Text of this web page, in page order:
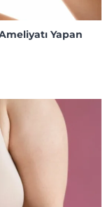
Yapan